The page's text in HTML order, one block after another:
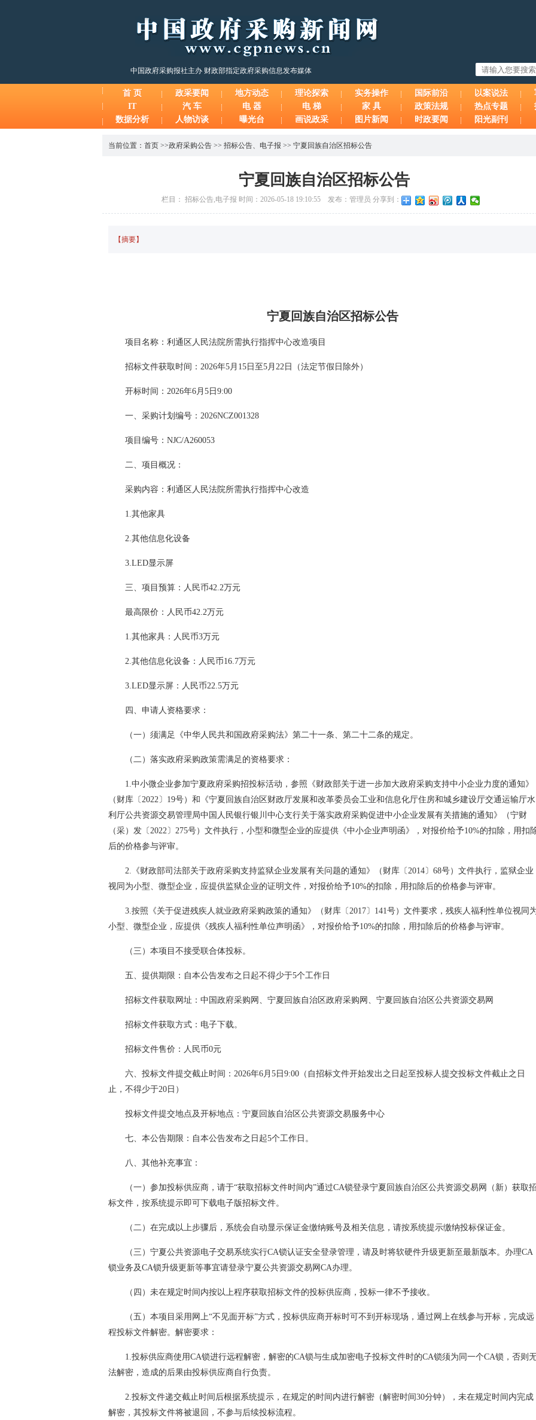
中国政府采购报社主办 财政部指定政府采购信息发布媒体
首 页 政采要闻 地方动态 理论探索 实务操作 国际前沿 以案说法
IT
汽 车 电 器 电 梯 家 具 政策法规 热点专题
数据分析
人物访谈 曝光台 画说政采 图片新闻 时政要闻 阳光副刊
当前位置： 首页 >>政府采购公告 >> 招标公告、 电子报 >> 宁夏回族自治区招标公告
宁夏回族自治区招标公告
栏目： 招标公告,电子报 时间：2026-05-18 19:10:55 发布：管理员 分享到：
【摘要】
宁夏回族自治区招标公告
项目名称：利通区人民法院所需执行指挥中心改造项目
招标文件获取时间：2026年5月15日至5月22日（法定节假日除外）
开标时间：2026年6月5日9:00
一、采购计划编号：2026NCZ001328
项目编号：NJC/A260053
二、项目概况：
采购内容：利通区人民法院所需执行指挥中心改造
1.其他家具
2.其他信息化设备
3.LED显示屏
三、项目预算：人民币42.2万元
最高限价：人民币42.2万元
1.其他家具：人民币3万元
2.其他信息化设备：人民币16.7万元
3.LED显示屏：人民币22.5万元
四、申请人资格要求：
（一）须满足《中华人民共和国政府采购法》第二十一条、第二十二条的规定。
（二）落实政府采购政策需满足的资格要求：
1.中小微企业参加宁夏政府采购招投标活动，参照《财政部关于进一步加大政府采购支持中小企业力度的通知》
（财库〔2022〕19号）和《宁夏回族自治区财政厅发展和改革委员会工业和信息化厅住房和城乡建设厅交通运输厅水
利厅公共资源交易管理局中国人民银行银川中心支行关于落实政府采购促进中小企业发展有关措施的通知》（宁财
（采）发〔2022〕275号）文件执行，小型和微型企业的应提供《中小企业声明函》，对报价给予10%的扣除，用扣
后的价格参与评审。
2.《财政部司法部关于政府采购支持监狱企业发展有关问题的通知》（财库〔2014〕68号）文件执行，监狱企业
视同为小型、微型企业，应提供监狱企业的证明文件，对报价给予10%的扣除，用扣除后的价格参与评审。
3.按照《关于促进残疾人就业政府采购政策的通知》（财库〔2017〕141号）文件要求，残疾人福利性单位视同
小型、微型企业，应提供《残疾人福利性单位声明函》，对报价给予10%的扣除，用扣除后的价格参与评审。
（三）本项目不接受联合体投标。
五、提供期限：自本公告发布之日起不得少于5个工作日
招标文件获取网址：中国政府采购网、宁夏回族自治区政府采购网、宁夏回族自治区公共资源交易网
招标文件获取方式：电子下载。
招标文件售价：人民币0元
六、投标文件提交截止时间：2026年6月5日9:00（自招标文件开始发出之日起至投标人提交投标文件截止之日
止，不得少于20日）
投标文件提交地点及开标地点：宁夏回族自治区公共资源交易服务中心
七、本公告期限：自本公告发布之日起5个工作日。
八、其他补充事宜：
（一）参加投标供应商，请于“获取招标文件时间内”通过CA锁登录宁夏回族自治区公共资源交易网（新）获取
标文件，按系统提示即可下载电子版招标文件。
（二）在完成以上步骤后，系统会自动显示保证金缴纳账号及相关信息，请按系统提示缴纳投标保证金。
（三）宁夏公共资源电子交易系统实行CA锁认证安全登录管理，请及时将软硬件升级更新至最新版本。办理CA
锁业务及CA锁升级更新等事宜请登录宁夏公共资源交易网CA办理。
（四）未在规定时间内按以上程序获取招标文件的投标供应商，投标一律不予接收。
（五）本项目采用网上“不见面开标”方式，投标供应商开标时可不到开标现场，通过网上在线参与开标，完成远
程投标文件解密。解密要求：
1.投标供应商使用CA锁进行远程解密，解密的CA锁与生成加密电子投标文件时的CA锁须为同一个CA锁，否则
法解密，造成的后果由投标供应商自行负责。
2.投标文件递交截止时间后根据系统提示，在规定的时间内进行解密（解密时间30分钟），未在规定时间内完成
解密，其投标文件将被退回，不参与后续投标流程。